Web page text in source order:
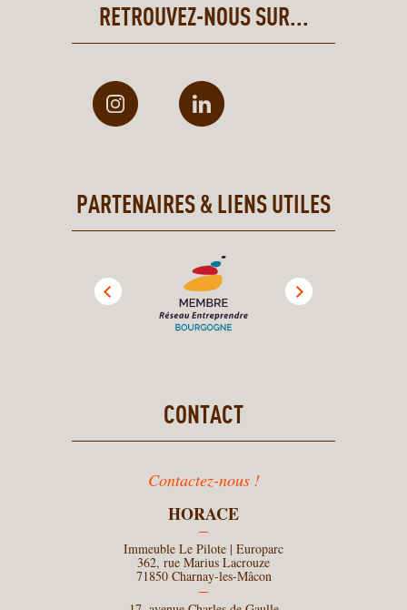
RETROUVEZ-NOUS SUR...
PARTENAIRES & LIENS UTILES
CONTACT
Contactez-nous !
HORACE
Immeuble Le Pilote | Europarc
362, rue Marius Lacrouze
71850 Charnay-les-Mâcon